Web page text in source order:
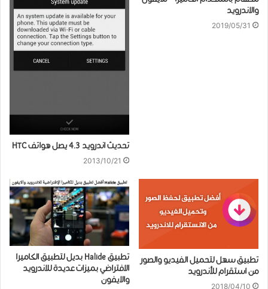
والاندرويد
2019/05/31
تحديث اندرويد 4.3 يصل هواتف HTC
2013/10/21
تطبيق سهل لتحميل الفيديو والصور
من استقرام للأندرويد
2018/04/10
تطبيق Halide بديل لتطبيق الكاميرا
الافتراضي بميزات عديدة للاندرويد
والايفون